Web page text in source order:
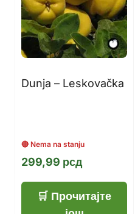
Dunja – Leskovačka
299,99 рсд
Прочитајте